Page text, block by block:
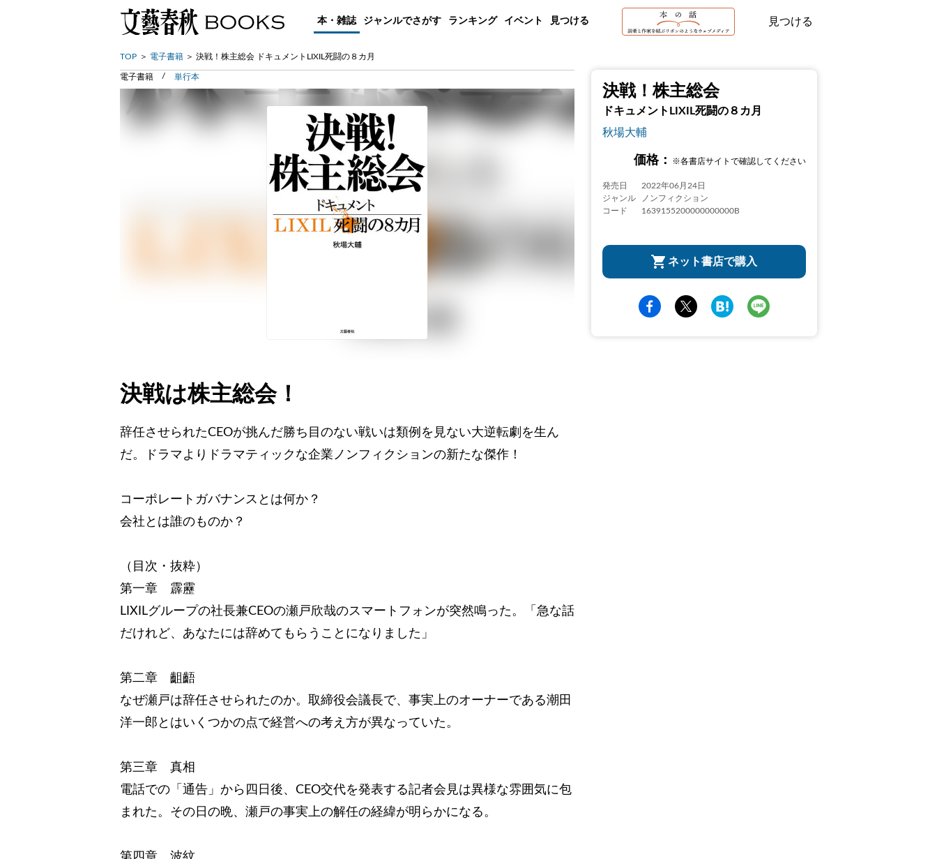
本・雑誌 ジャンルでさがす ランキング イベント 見つける 見つける
TOP 電子書籍 決戦！株主総会 ドキュメントLIXIL死闘の８カ月
決戦！株主総会
ドキュメントLIXIL死闘の８カ月
秋場大輔
価格： ※各書店サイトで確認してください
発売日
2022年06月24日
ジャンル
ノンフィクション
コード
1639155200000000000B
ネット書店で購入
電子書籍 単行本
決戦は株主総会！
辞任させられたCEOが挑んだ勝ち目のない戦いは類例を見ない大逆転劇を生ん
だ。ドラマよりドラマティックな企業ノンフィクションの新たな傑作！
コーポレートガバナンスとは何か？
会社とは誰のものか？
（目次・抜粋）
第一章 霹靂
LIXILグループの社長兼CEOの瀬戸欣哉のスマートフォンが突然鳴った。「急な話
だけれど、あなたには辞めてもらうことになりました」
第二章 齟齬
なぜ瀬戸は辞任させられたのか。取締役会議長で、事実上のオーナーである潮田
洋一郎とはいくつかの点で経営への考え方が異なっていた。
第三章 真相
電話での「通告」から四日後、CEO交代を発表する記者会見は異様な雰囲気に包
まれた。その日の晩、瀬戸の事実上の解任の経緯が明らかになる。